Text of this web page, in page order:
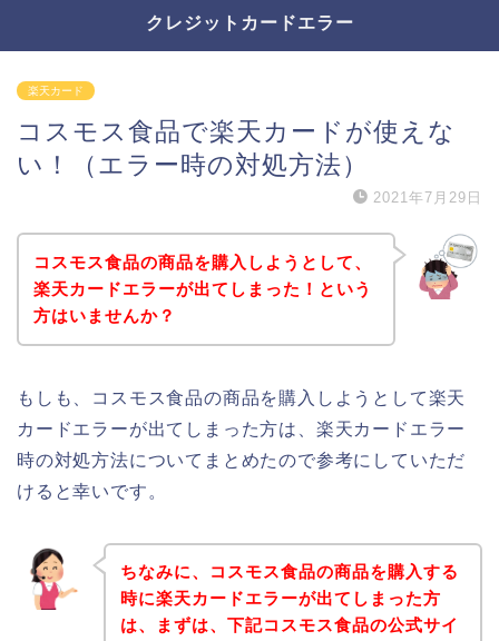
クレジットカードエラー
楽天カード
コスモス食品で楽天カードが使えな
い！（エラー時の対処方法）
2021年7月29日
コスモス食品の商品を購入しようとして、
楽天カードエラーが出てしまった！という
方はいませんか？
もしも、コスモス食品の商品を購入しようとして楽天
カードエラーが出てしまった方は、楽天カードエラー
時の対処方法についてまとめたので参考にしていただ
けると幸いです。
ちなみに、コスモス食品の商品を購入する
時に楽天カードエラーが出てしまった方
は、まずは、下記コスモス食品の公式サイ